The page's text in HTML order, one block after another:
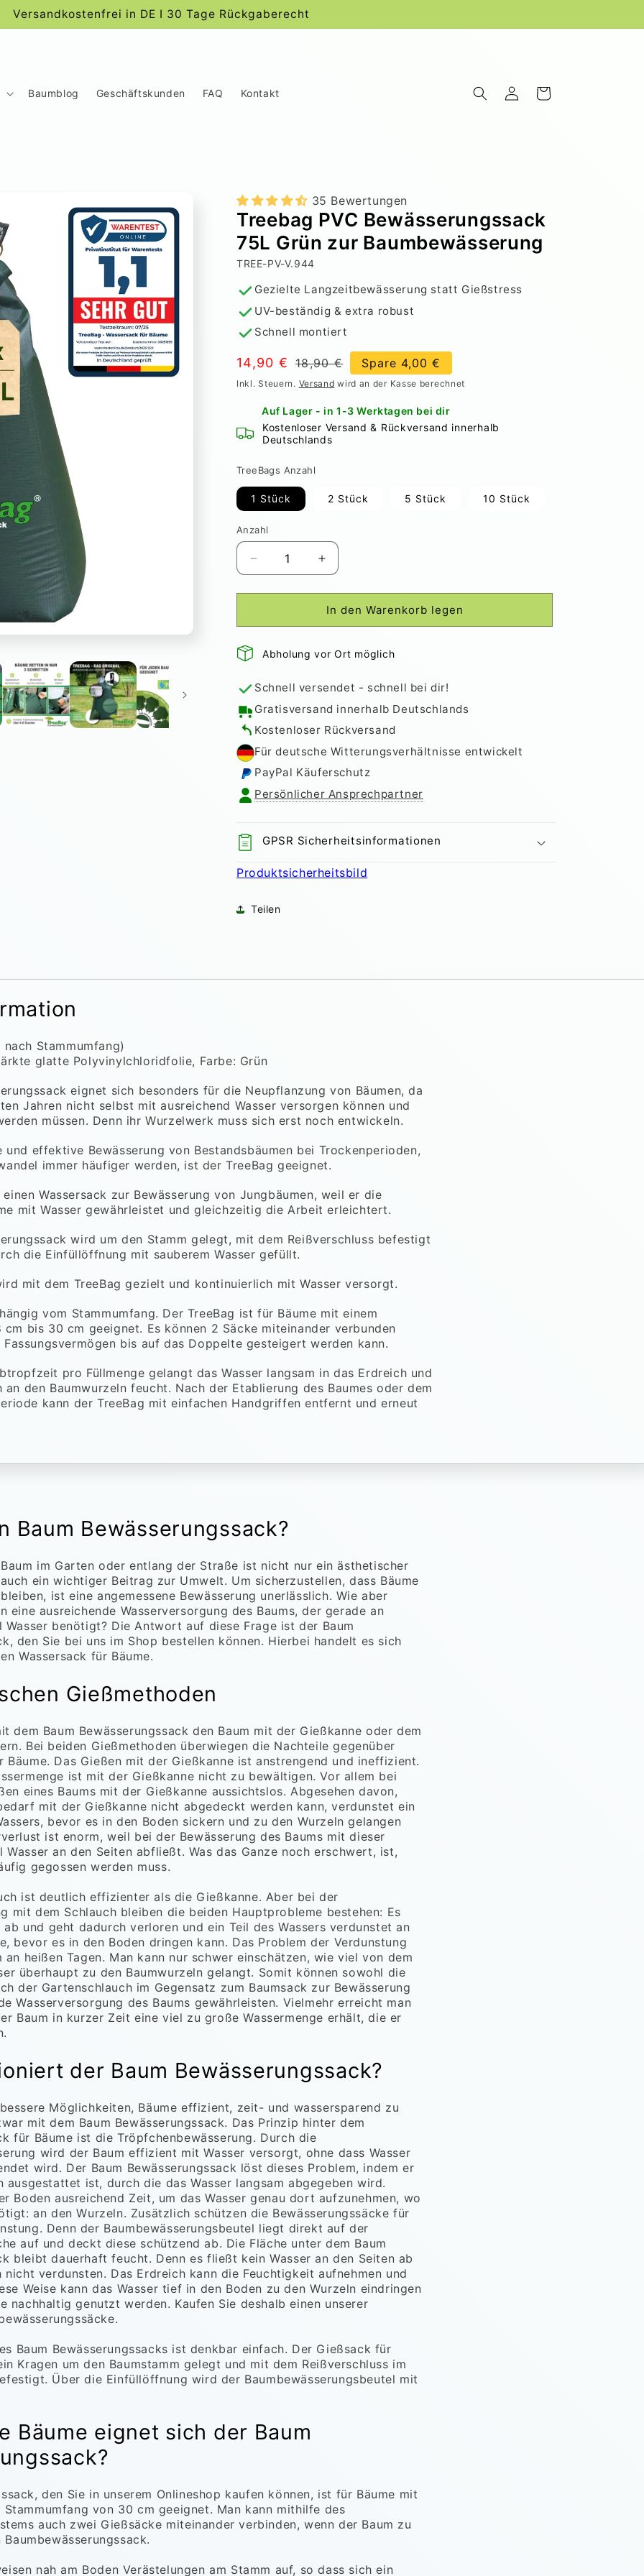
Versandkostenfrei in DE I 30 Tage Rückgaberecht
Baumblog Geschäftskunden FAQ Kontakt EinloggenWarenkorb
35 Bewertungen
Treebag PVC Bewässerungssack
75L Grün zur Baumbewässerung
SKU:
TREE-PV-V.944
Gezielte Langzeitbewässerung statt Gießstress
UV-beständig & extra robust
Schnell montiert
Normaler
Preis
18,90 €
Verkaufspreis
14,90 € Spare 4,00 €
Inkl. Steuern. Versand wird an der Kasse berechnet
Auf Lager - in 1-3 Werktagen bei dir
Kostenloser Versand & Rückversand innerhalb
Deutschlands
TreeBags Anzahl
1 Stück 2 Stück 5 Stück 10 Stück
Anzahl
Anzahl
Verringere
die
Menge
Treebag
Bewässerungssack
Grün
Baumbewässerung
Erhöhe
die
Menge
für
Treebag
Bewässerungssack
Grün
Baumbewässerung
In den Warenkorb legen
Abholung vor Ort möglich
Schnell versendet - schnell bei dir!
Gratisversand innerhalb Deutschlands
Kostenloser Rückversand
Für deutsche Witterungsverhältnisse entwickelt
PayPal Käuferschutz
Persönlicher Ansprechpartner
GPSR Sicherheitsinformationen
Produktsicherheitsbild
Teilen
Stammumfang)
glatte Polyvinylchloridfolie, Farbe: Grün
eignet sich besonders für die Neupflanzung von Bäumen, da
Jahren nicht selbst mit ausreichend Wasser versorgen können und
müssen. Denn ihr Wurzelwerk muss sich erst noch entwickeln.
effektive Bewässerung von Bestandsbäumen bei Trockenperioden,
immer häufiger werden, ist der TreeBag geeignet.
einen Wassersack zur Bewässerung von Jungbäumen, weil er die
mit Wasser gewährleistet und gleichzeitig die Arbeit erleichtert.
wird um den Stamm gelegt, mit dem Reißverschluss befestigt
die Einfüllöffnung mit sauberem Wasser gefüllt.
mit dem TreeBag gezielt und kontinuierlich mit Wasser versorgt.
vom Stammumfang. Der TreeBag ist für Bäume mit einem
cm bis 30 cm geeignet. Es können 2 Säcke miteinander verbunden
bis auf das Doppelte gesteigert werden kann.
pro Füllmenge gelangt das Wasser langsam in das Erdreich und
den Baumwurzeln feucht. Nach der Etablierung des Baumes oder dem
kann der TreeBag mit einfachen Handgriffen entfernt und erneut
Baum Bewässerungssack?
im Garten oder entlang der Straße ist nicht nur ein ästhetischer
ein wichtiger Beitrag zur Umwelt. Um sicherzustellen, dass Bäume
ist eine angemessene Bewässerung unerlässlich. Wie aber
eine ausreichende Wasserversorgung des Baums, der gerade an
Wasser benötigt? Die Antwort auf diese Frage ist der Baum
den Sie bei uns im Shop bestellen können. Hierbei handelt es sich
Wassersack für Bäume.
Gießmethoden
dem Baum Bewässerungssack den Baum mit der Gießkanne oder dem
Bei beiden Gießmethoden überwiegen die Nachteile gegenüber
Bäume. Das Gießen mit der Gießkanne ist anstrengend und ineffizient.
ist mit der Gießkanne nicht zu bewältigen. Vor allem bei
eines Baums mit der Gießkanne aussichtslos. Abgesehen davon,
mit der Gießkanne nicht abgedeckt werden kann, verdunstet ein
bevor es in den Boden sickern und zu den Wurzeln gelangen
ist enorm, weil bei der Bewässerung des Baums mit dieser
Wasser an den Seiten abfließt. Was das Ganze noch erschwert, ist,
gegossen werden muss.
ist deutlich effizienter als die Gießkanne. Aber bei der
mit dem Schlauch bleiben die beiden Hauptprobleme bestehen: Es
und geht dadurch verloren und ein Teil des Wassers verdunstet an
bevor es in den Boden dringen kann. Das Problem der Verdunstung
heißen Tagen. Man kann nur schwer einschätzen, wie viel von dem
überhaupt zu den Baumwurzeln gelangt. Somit können sowohl die
der Gartenschlauch im Gegensatz zum Baumsack zur Bewässerung
Wasserversorgung des Baums gewährleisten. Vielmehr erreicht man
Baum in kurzer Zeit eine viel zu große Wassermenge erhält, die er
der Baum Bewässerungssack?
Möglichkeiten, Bäume effizient, zeit- und wassersparend zu
mit dem Baum Bewässerungssack. Das Prinzip hinter dem
für Bäume ist die Tröpfchenbewässerung. Durch die
wird der Baum effizient mit Wasser versorgt, ohne dass Wasser
wird. Der Baum Bewässerungssack löst dieses Problem, indem er
ausgestattet ist, durch die das Wasser langsam abgegeben wird.
Boden ausreichend Zeit, um das Wasser genau dort aufzunehmen, wo
an den Wurzeln. Zusätzlich schützen die Bewässerungssäcke für
Denn der Baumbewässerungsbeutel liegt direkt auf der
auf und deckt diese schützend ab. Die Fläche unter dem Baum
bleibt dauerhaft feucht. Denn es fließt kein Wasser an den Seiten ab
nicht verdunsten. Das Erdreich kann die Feuchtigkeit aufnehmen und
Weise kann das Wasser tief in den Boden zu den Wurzeln eindringen
nachhaltig genutzt werden. Kaufen Sie deshalb einen unserer
Baum Bewässerungssacks ist denkbar einfach. Der Gießsack für
Kragen um den Baumstamm gelegt und mit dem Reißverschluss im
Über die Einfüllöffnung wird der Baumbewässerungsbeutel mit
Bäume eignet sich der Baum
den Sie in unserem Onlineshop kaufen können, ist für Bäume mit
Stammumfang von 30 cm geeignet. Man kann mithilfe des
auch zwei Gießsäcke miteinander verbinden, wenn der Baum zu
nah am Boden Verästelungen am Stamm auf, so dass sich ein